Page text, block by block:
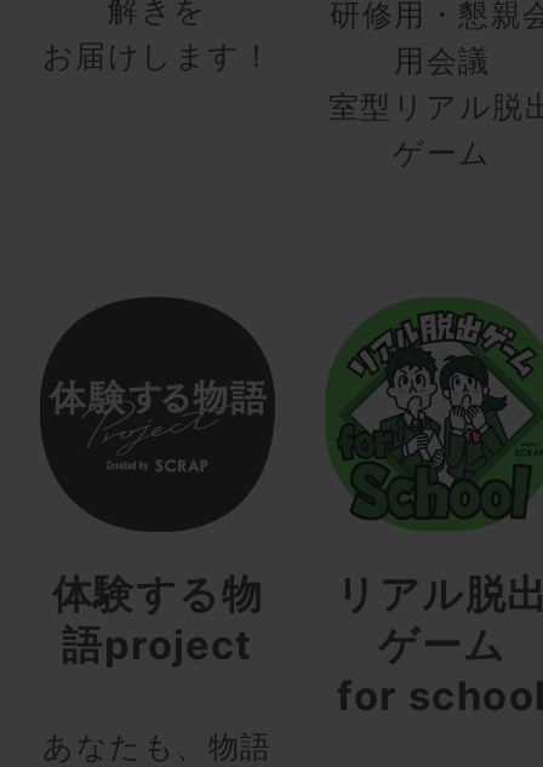
解きを
お届けします！
研修用・懇親
用会議
室型リアル脱
ゲーム
体験する物
語project
あなたも、物語
リアル脱
ゲーム
for